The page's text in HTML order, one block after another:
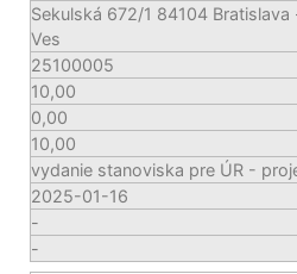
Sekulská 672/1 84104
Ves
25100005
10,00
0,00
10,00
vydanie stanoviska pre ÚR -
2025-01-16
-
-